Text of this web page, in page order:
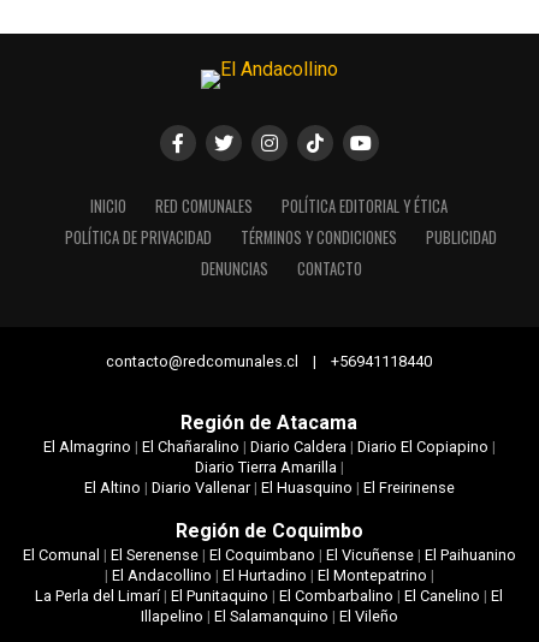
INICIO RED COMUNALES
POLÍTICA EDITORIAL Y ÉTICA
POLÍTICA DE PRIVACIDAD
TÉRMINOS Y CONDICIONES
PUBLICIDAD
DENUNCIAS
CONTACTO
contacto@redcomunales.cl | +56941118440
Región de Atacama
El Almagrino | El Chañaralino | Diario Caldera| Diario El Copiapino |
Diario Tierra Amarilla|
El Altino | Diario Vallenar| El Huasquino | El Freirinense
Región de Coquimbo
El Comunal | El Serenense| El Coquimbano | El Vicuñense| El Paihuanino
| El Andacollino | El Hurtadino | El Montepatrino |
La Perla del Limarí|El Punitaquino |El Combarbalino |El Canelino |El
Illapelino | El Salamanquino | El Vileño